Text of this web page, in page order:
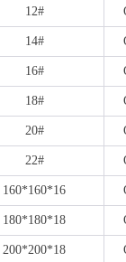
12#
14#
16#
18#
20#
22#
160*160*16
180*180*18
200*200*18